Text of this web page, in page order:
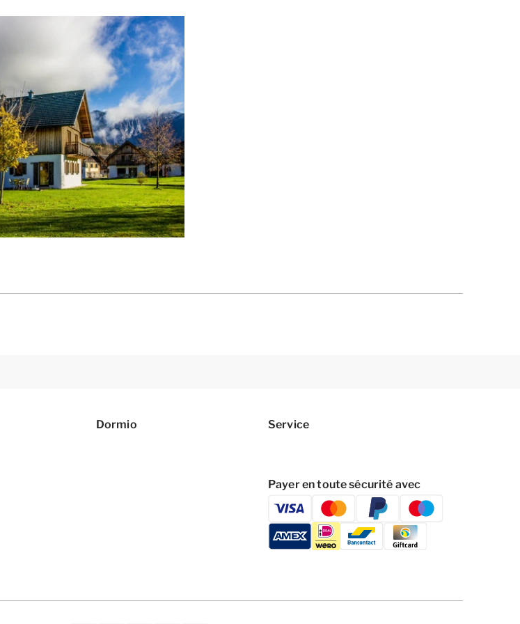
Dormio Service
Payer en toute sécurité avec